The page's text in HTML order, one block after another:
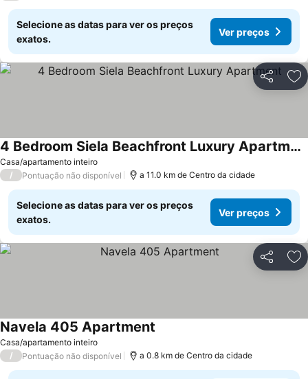
Selecione as datas para ver os preços
exatos.
Ver preços
Partilhar
Casa/apartamento inteiro
4 Bedroom Siela Beachfront Luxury Apartment
/ Pontuação não disponível a 11.0 km de Centro da cidade
Selecione as datas para ver os preços
exatos.
Ver preços
Partilhar
Casa/apartamento inteiro
Navela 405 Apartment
/ Pontuação não disponível a 0.8 km de Centro da cidade